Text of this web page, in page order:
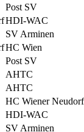
Post SV
HDI-WAC
SV Arminen
HC Wien
Post SV
AHTC
AHTC
HC Wiener Neudorf
HDI-WAC
SV Arminen